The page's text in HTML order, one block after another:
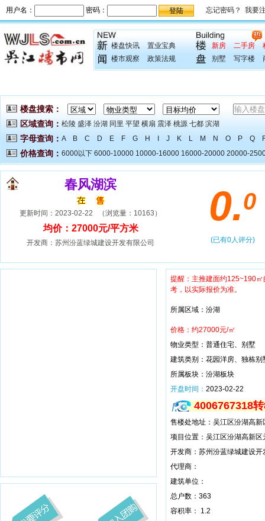
楼盘快讯
置业宝典
楼市观察
政策法规
新房 二手房
别墅
写字楼
春风湖滨
更新时间：2023-02-22 （浏览量：10163）
均价：27000元/平方米
开发商：苏州汾蓝绿城建设开发有限公司
0.0
(已有0人评分)
提醒：主推建面约125~190
考，以实际报价为准。
所属区域：汾湖
价格：约27000元/㎡
物业类型：普通住宅、别墅
建筑类别：花园洋房、独栋别
所属板块：汾湖板块
开盘时间： 2023-02-22
4006767318
售楼处地址：吴江区汾湖高
项目位置：吴江区汾湖高新
开发商：苏州汾蓝绿城建设开
代理商：
建筑单位：
总户数：363
容积率： 1.2